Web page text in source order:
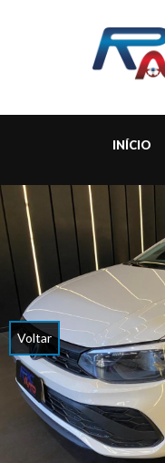
INÍCIO
Voltar